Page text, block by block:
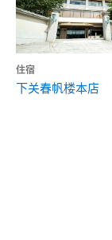
住宿
下关春帆楼本店